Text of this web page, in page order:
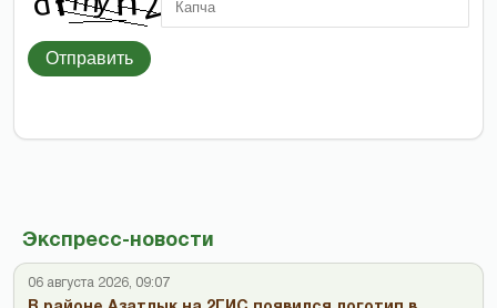
Экспресс-новости
06 августа 2026, 09:07
Отправить